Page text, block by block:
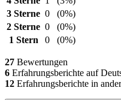
3 Sterne 0
(0%)
2 Sterne 0
(0%)
1 Stern
0 (0%)
27 Bewertungen
6 Erfahrungsberichte auf
12 Erfahrungsberichte in